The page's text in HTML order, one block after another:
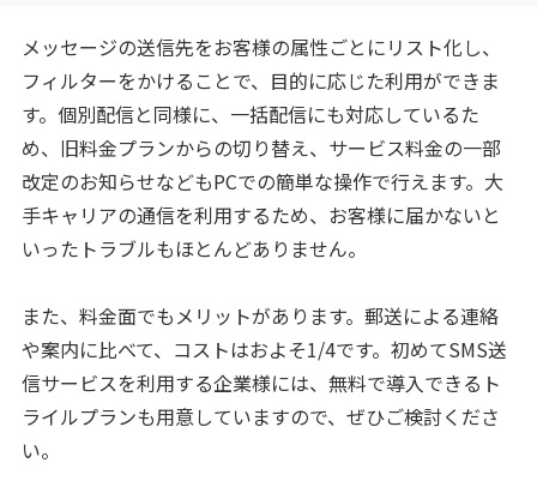
メッセージの送信先をお客様の属性ごとにリスト化し、
フィルターをかけることで、目的に応じた利用ができま
す。個別配信と同様に、一括配信にも対応しているた
め、旧料金プランからの切り替え、サービス料金の一部
改定のお知らせなどもPCでの簡単な操作で行えます。大
手キャリアの通信を利用するため、お客様に届かないと
いったトラブルもほとんどありません。
また、料金面でもメリットがあります。郵送による連絡
や案内に比べて、コストはおよそ1/4です。初めてSMS送
信サービスを利用する企業様には、無料で導入できるト
ライルプランも用意していますので、ぜひご検討くださ
い。